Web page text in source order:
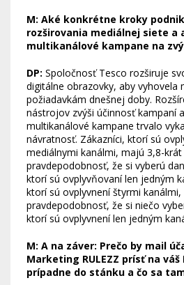
M: Aké konkrétne kroky
rozširovania mediálnej siete a
multikanálové kampane na
DP: Spoločnosť Tesco rozširuje
digitálne obrazovky, aby vyhovela
požiadavkám dnešnej doby.
nástrojov zvýši účinnosť kampaní
multikanálové kampane trvalo
návratnosť. Zákazníci, ktorí sú
mediálnymi kanálmi, majú 3,8-krát
pravdepodobnosť, že si vyberú
ktorí sú ovplyvňovaní len jedným
ktorí sú ovplyvnení štyrmi
pravdepodobnosť, že si niečo
ktorí sú ovplyvnení len jedným
M: A na záver: Prečo by mail
Marketing RULEZZ prísť na
prípadne do stánku a čo sa